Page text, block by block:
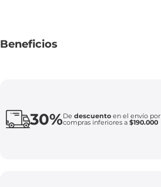
Beneficios
30%De descuentoen el envío por
compras inferiores a $190.000